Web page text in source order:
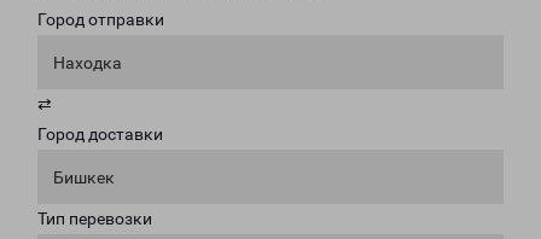
Город отправки
Находка
⇄
Город доставки
Бишкек
Тип перевозки